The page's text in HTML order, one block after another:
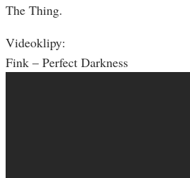
The Thing.
Videoklipy:
Fink – Perfect Darkness